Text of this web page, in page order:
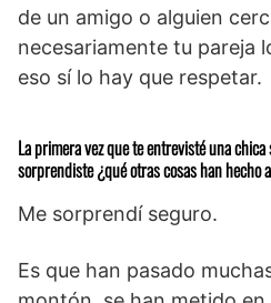
de un amigo o alguien
necesariamente tu pareja
eso sí lo hay que respetar.
La primera vez que te entrevisté una
sorprendiste ¿qué otras cosas han hecho
Me sorprendí seguro.
Es que han pasado